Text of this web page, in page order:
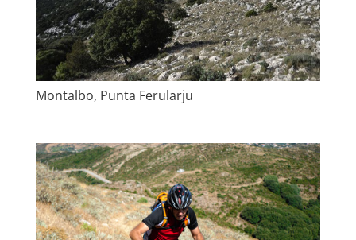
Montalbo, Punta Ferularju